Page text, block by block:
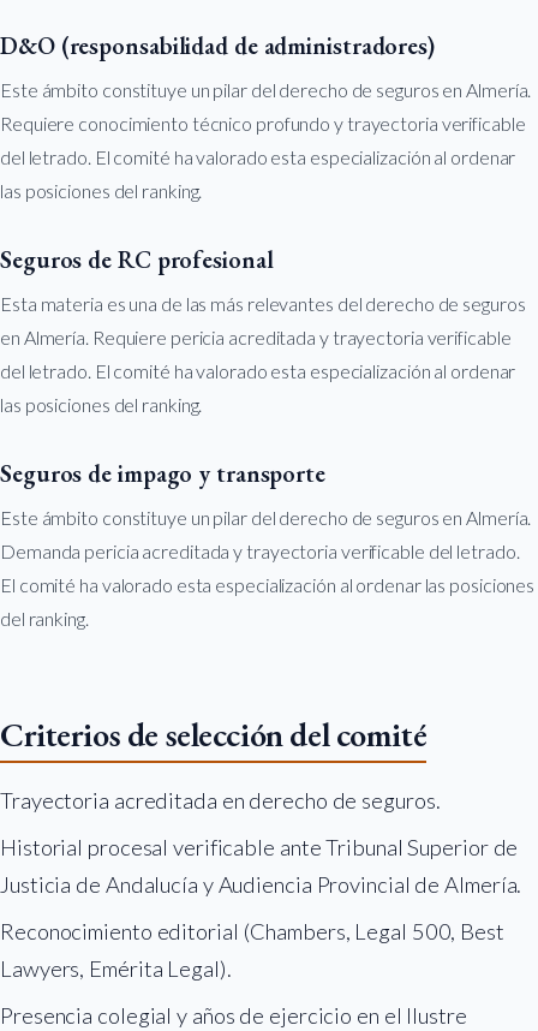
D&O (responsabilidad de administradores)
Este ámbito constituye un pilar del derecho de seguros en Almería.
Requiere conocimiento técnico profundo y trayectoria verificable
del letrado. El comité ha valorado esta especialización al ordenar
las posiciones del ranking.
Seguros de RC profesional
Esta materia es una de las más relevantes del derecho de seguros
en Almería. Requiere pericia acreditada y trayectoria verificable
del letrado. El comité ha valorado esta especialización al ordenar
las posiciones del ranking.
Seguros de impago y transporte
Este ámbito constituye un pilar del derecho de seguros en Almería.
Demanda pericia acreditada y trayectoria verificable del letrado.
El comité ha valorado esta especialización al ordenar las posiciones
del ranking.
Criterios de selección del comité
Trayectoria acreditada en derecho de seguros.
Historial procesal verificable ante Tribunal Superior de
Justicia de Andalucía y Audiencia Provincial de Almería.
Reconocimiento editorial (Chambers, Legal 500, Best
Lawyers, Emérita Legal).
Presencia colegial y años de ejercicio en el Ilustre